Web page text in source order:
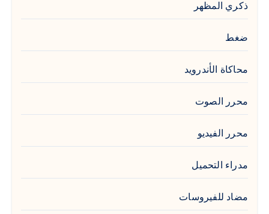
ذكري المظهر
ضغط
محاكاة الأندرويد
محرر الصوت
محرر الفيديو
مدراء التحميل
مضاد للفيروسات